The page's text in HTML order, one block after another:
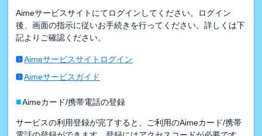
Aimeサービスサイトにてログインしてください。ログイン
後、画面の指示に従いお手続きを行ってください。詳しくは下
記よりご確認ください。
Aimeサービスサイトログイン
Aimeサービスガイド
■Aimeカード/携帯電話の登録
サービスの利用登録が完了すると、ご利用のAimeカード/携帯